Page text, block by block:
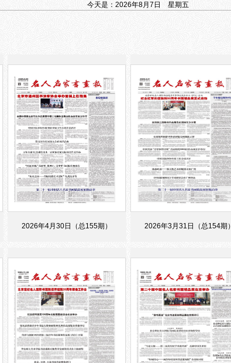
今天是： 2026年8月7日 星期五
2026年4月30日（总155期） 2026年3月31日（总154期）